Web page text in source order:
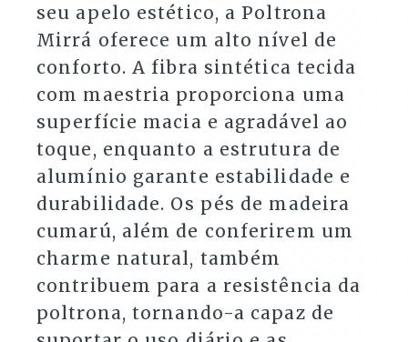
seu apelo estético, a Poltrona
Mirrá oferece um alto nível de
conforto. A fibra sintética tecida
com maestria proporciona uma
superfície macia e agradável ao
toque, enquanto a estrutura de
alumínio garante estabilidade e
durabilidade. Os pés de madeira
cumarú, além de conferirem um
charme natural, também
contribuem para a resistência da
poltrona, tornando-a capaz de